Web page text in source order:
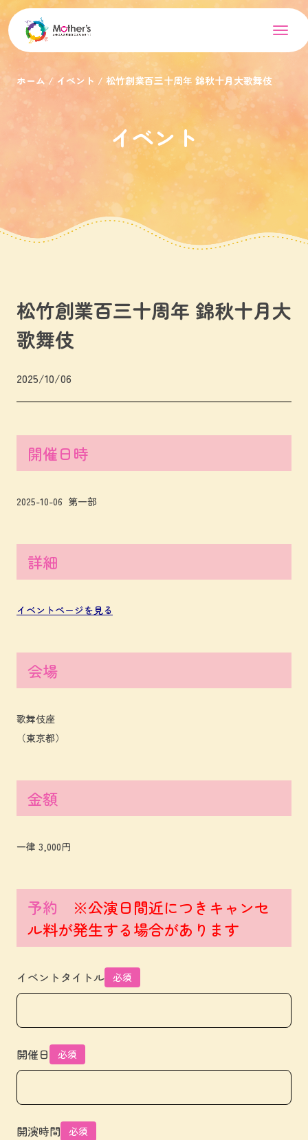
ホーム イベント 松竹創業百三十周年 錦秋十月大歌舞伎
イベント
松竹創業百三十周年 錦秋十月大
歌舞伎
2025/10/06
開催日時
2025-10-06 第一部
詳細
イベントページを見る
会場
歌舞伎座
（東京都）
金額
一律 3,000円
予約 ※公演日間近につきキャンセ
ル料が発生する場合があります
イベントタイトル 必須
開催日 必須
開演時間 必須